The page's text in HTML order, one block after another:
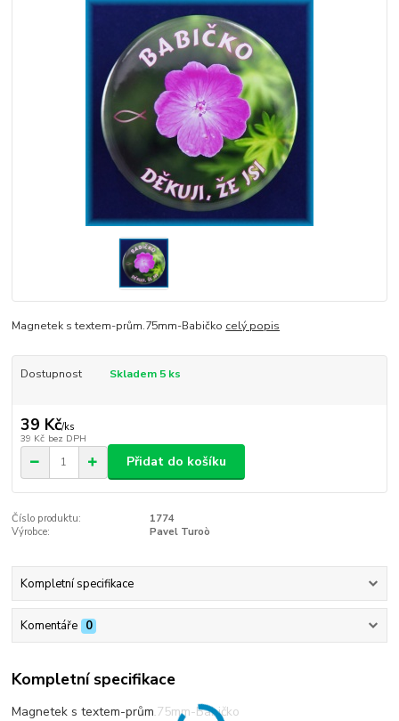
Magnetek s textem-prům.75mm-Babičko celý popis
Dostupnost Skladem 5 ks
39 Kč/ks
39 Kč bez DPH
Přidat do košíku
Číslo produktu:
1774
Výrobce:
Pavel Turoò
Kompletní specifikace
Komentáře 0
Kompletní specifikace
Magnetek s textem-prům.75mm-Babičko